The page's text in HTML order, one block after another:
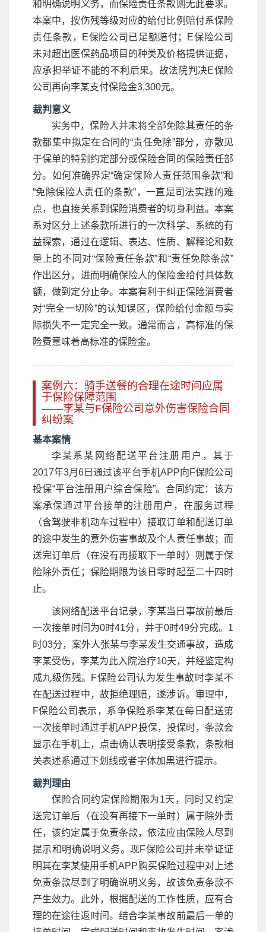
和明确说明义务，而保险责任条款则无此要求。
本案中，按伤残等级对应的给付比例赔付系保险
责任条款，E保险公司已足额赔付；E保险公司
未对超出医保药品项目的种类及价格提供证据，
应承担举证不能的不利后果。故法院判决E保险
公司再向李某支付保险金3,300元。
裁判意义
实务中，保险人并未将全部免除其责任的条
款都集中拟定在合同的“责任免除”部分，亦散见
于保单的特别约定部分或保险合同的保险责任部
分。如何准确界定“确定保险人责任范围条款”和
“免除保险人责任的条款”，一直是司法实践的难
点，也直接关系到保险消费者的切身利益。本案
系对区分上述条款所进行的一次科学、系统的有
益探索，通过在逻辑、表达、性质、解释论和数
量上的不同对“保险责任条款”和“责任免除条款”
作出区分，进而明确保险人的保险金给付具体数
额，做到定分止争。本案有利于纠正保险消费者
对“完全一切险”的认知误区，保险给付金额与实
际损失不一定完全一致。通常而言，高标准的保
险费意味着高标准的保险金。
案例六：骑手送餐的合理在途时间应属
于保险保障范围
——李某与F保险公司意外伤害保险合同
纠纷案
基本案情
李某系某网络配送平台注册用户，其于
2017年3月6日通过该平台手机APP向F保险公司
投保“平台注册用户综合保险”。合同约定：该方
案承保通过平台接单的注册用户，在服务过程
（含驾驶非机动车过程中）接取订单和配送订单
的途中发生的意外伤害事故及个人责任事故；而
送完订单后（在没有再接取下一单时）则属于保
险除外责任；保险期限为该日零时起至二十四时
止。
该网络配送平台记录，李某当日事故前最后
一次接单时间为0时41分，并于0时49分完成。1
时03分，案外人张某与李某发生交通事故，造成
李某受伤，李某为此入院治疗10天，并经鉴定构
成九级伤残。F保险公司认为发生事故时李某不
在配送过程中，故拒绝理赔，遂涉诉。审理中，
F保险公司表示，系争保险系李某在每日配送第
一次接单时通过手机APP投保，投保时，条款会
显示在手机上，点击确认表明接受条款，条款相
关表述系通过下划线或者字体加黑进行提示。
裁判理由
保险合同约定保险期限为1天，同时又约定
送完订单后（在没有再接下一单时）属于除外责
任，该约定属于免责条款，依法应由保险人尽到
提示和明确说明义务。现F保险公司并未举证证
明其在李某使用手机APP购买保险过程中对上述
免责条款尽到了明确说明义务，故该免责条款不
产生效力。此外，根据配送的工作性质，应有合
理的在途往返时间。结合李某事故前最后一单的